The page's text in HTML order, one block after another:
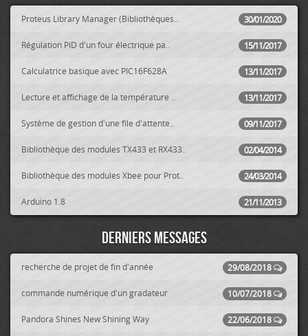
30/01/2020
Proteus Library Manager (Bibliothèques..
15/11/2017
Régulation PID d'un four électrique pa..
13/11/2017
Calculatrice basique avec PIC16F628A
13/11/2017
Lecture et affichage de la température ..
09/11/2017
Système de gestion d'une file d'attente..
02/04/2014
Bibliothèque des modules TX433 et RX433..
24/03/2014
Bibliothèque des modules Xbee pour Prot..
21/11/2013
Arduino 1.8
Derniers messages
29/08/2018
recherche de projet de fin d'année
10/07/2018
commande numérique d'un gradateur
22/06/2018
Pandora Shines New Shining Way